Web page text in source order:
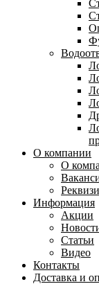
О компании
О
Информация
Акции
Статьи
Видео
Контакты
Доставка и